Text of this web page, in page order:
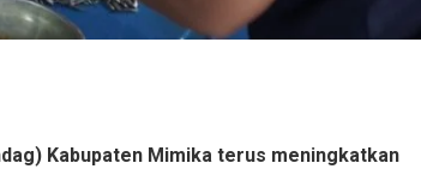
Kabupaten Mimika terus meningkatkan